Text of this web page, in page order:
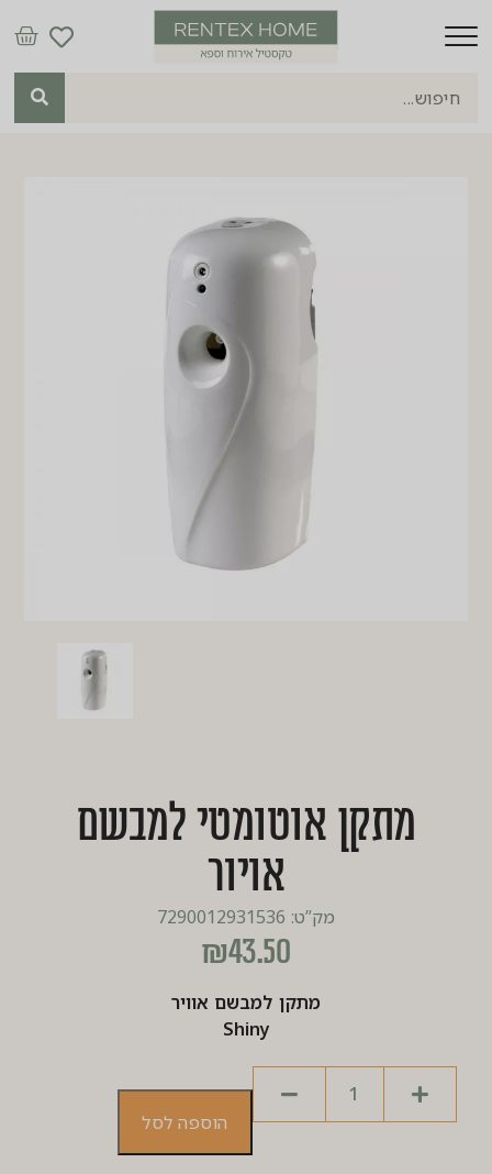
מתקן אוטומטי למבשם
אויור
מק”ט: 7290012931536
₪43.50
מתקן למבשם אוויר
Shiny
הוספה לסל